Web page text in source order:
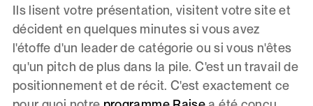
Ils lisent votre présentation, visitent votre site et
décident en quelques minutes si vous avez
l'étoffe d'un leader de catégorie ou si vous n'êtes
qu'un pitch de plus dans la pile. C'est un travail de
positionnement et de récit. C'est exactement ce